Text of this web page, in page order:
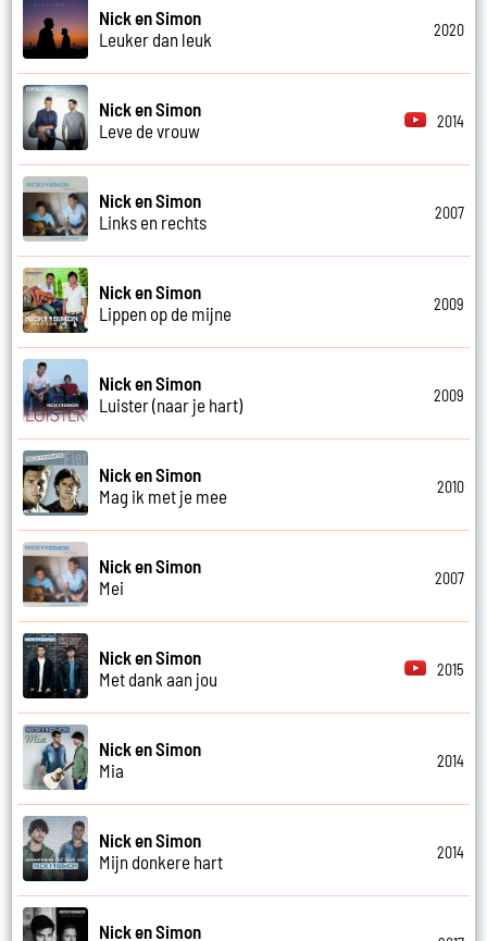
Nick en Simon
Leuker dan leuk
2020
Nick en Simon
Leve de vrouw
2014
Nick en Simon
Links en rechts
2007
Nick en Simon
Lippen op de mijne
2009
Nick en Simon
Luister (naar je hart)
2009
Nick en Simon
Mag ik met je mee
2010
Nick en Simon
Mei
2007
Nick en Simon
Met dank aan jou
2015
Nick en Simon
Mia
2014
Nick en Simon
Mijn donkere hart
2014
Nick en Simon